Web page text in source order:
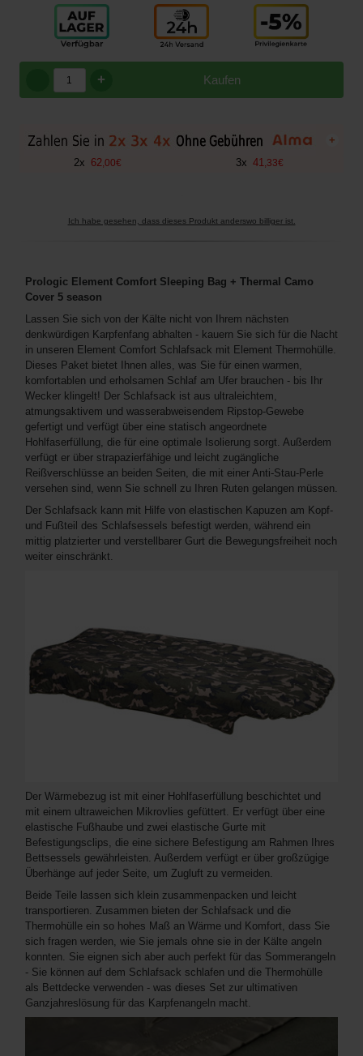
Kaufen
+
+
2x 62 00€ 3x 41 33€
Ich habe gesehen, dass dieses Produkt anderswo billiger ist.
Prologic Element Comfort Sleeping Bag + Thermal Camo
Cover 5 season
Lassen Sie sich von der Kälte nicht von Ihrem nächsten
denkwürdigen Karpfenfang abhalten - kauern Sie sich für die Nacht
in unseren Element Comfort Schlafsack mit Element Thermohülle.
Dieses Paket bietet Ihnen alles, was Sie für einen warmen,
komfortablen und erholsamen Schlaf am Ufer brauchen - bis Ihr
Wecker klingelt! Der Schlafsack ist aus ultraleichtem,
atmungsaktivem und wasserabweisendem Ripstop-Gewebe
gefertigt und verfügt über eine statisch angeordnete
Hohlfaserfüllung, die für eine optimale Isolierung sorgt. Außerdem
verfügt er über strapazierfähige und leicht zugängliche
Reißverschlüsse an beiden Seiten, die mit einer Anti-Stau-Perle
versehen sind, wenn Sie schnell zu Ihren Ruten gelangen müssen.
Der Schlafsack kann mit Hilfe von elastischen Kapuzen am Kopf-
und Fußteil des Schlafsessels befestigt werden, während ein
mittig platzierter und verstellbarer Gurt die Bewegungsfreiheit noch
weiter einschränkt.
Der Wärmebezug ist mit einer Hohlfaserfüllung beschichtet und
mit einem ultraweichen Mikrovlies gefüttert. Er verfügt über eine
elastische Fußhaube und zwei elastische Gurte mit
Befestigungsclips, die eine sichere Befestigung am Rahmen Ihres
Bettsessels gewährleisten. Außerdem verfügt er über großzügige
Überhänge auf jeder Seite, um Zugluft zu vermeiden.
Beide Teile lassen sich klein zusammenpacken und leicht
transportieren. Zusammen bieten der Schlafsack und die
Thermohülle ein so hohes Maß an Wärme und Komfort, dass Sie
sich fragen werden, wie Sie jemals ohne sie in der Kälte angeln
konnten. Sie eignen sich aber auch perfekt für das Sommerangeln
- Sie können auf dem Schlafsack schlafen und die Thermohülle
als Bettdecke verwenden - was dieses Set zur ultimativen
Ganzjahreslösung für das Karpfenangeln macht.